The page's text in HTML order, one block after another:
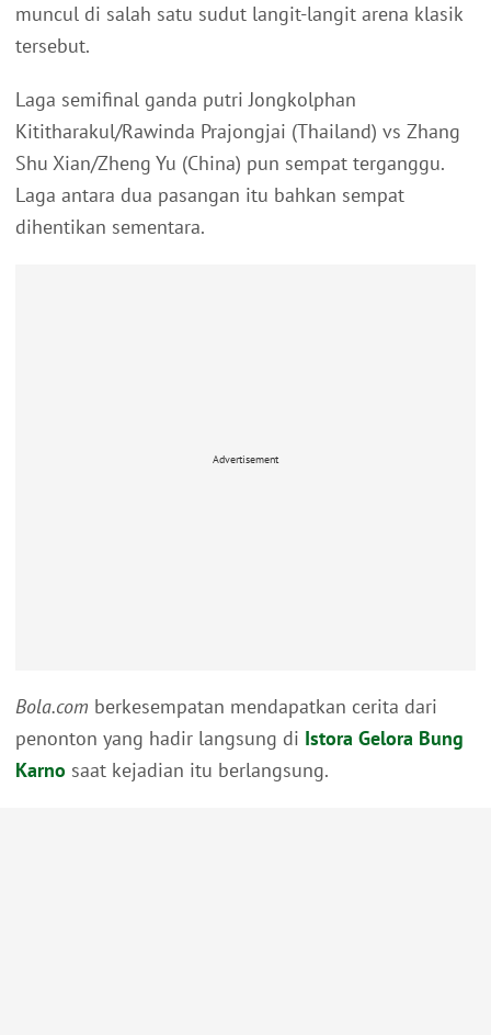
muncul di salah satu sudut langit-langit arena klasik
tersebut.
Laga semifinal ganda putri Jongkolphan
Kititharakul/Rawinda Prajongjai (Thailand) vs Zhang
Shu Xian/Zheng Yu (China) pun sempat terganggu.
Laga antara dua pasangan itu bahkan sempat
dihentikan sementara.
Advertisement
Bola.com berkesempatan mendapatkan cerita dari
penonton yang hadir langsung di Istora Gelora Bung
Karno saat kejadian itu berlangsung.